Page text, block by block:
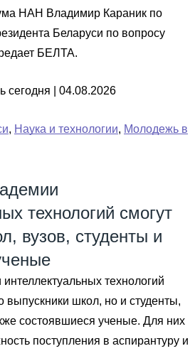
НАН Владимир Караник по
Беларуси по вопросу
БЕЛТА.
сегодня | 04.08.2026
, Наука и технологии, Молодежь в
технологий смогут
вузов, студенты и
технологий
выпускники школ, но и студенты,
состоявшиеся ученые. Для них
поступления в аспирантуру и